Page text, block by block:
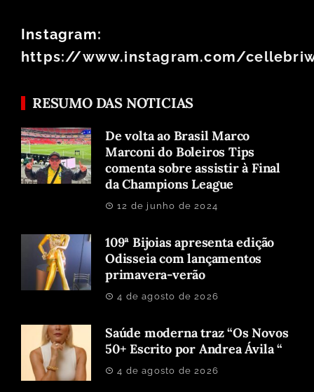
Instagram:
https://www.instagram.com/
RESUMO DAS NOTICIAS
De volta ao Brasil Marco
Marconi do Boleiros Tips
comenta sobre assistir à Final
da Champions League
12 de junho de 2024
109ª Bijoias apresenta edição
Odisseia com lançamentos
primavera-verão
4 de agosto de 2026
Saúde moderna traz “Os Novos
50+ Escrito por Andrea Ávila “
4 de agosto de 2026